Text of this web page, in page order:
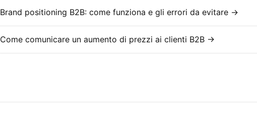
Brand positioning B2B: come funziona e gli errori da evitare →
Come comunicare un aumento di prezzi ai clienti B2B →